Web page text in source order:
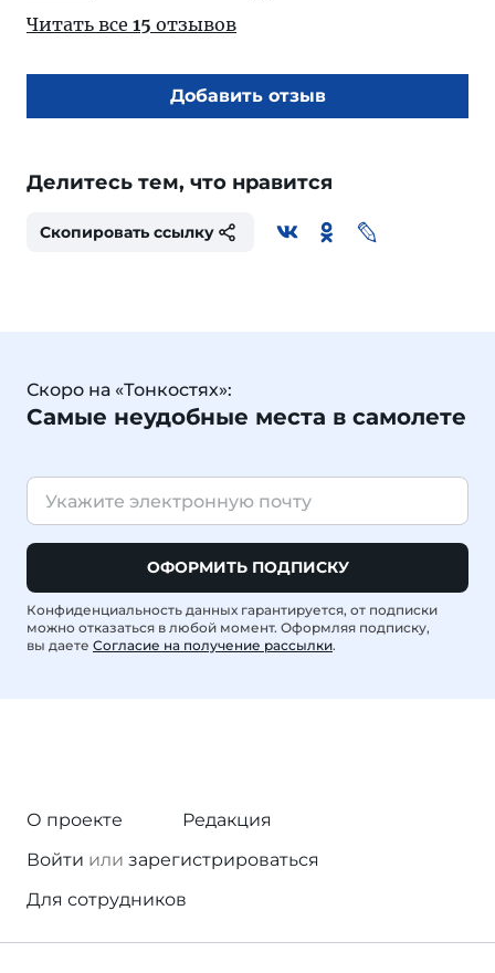
Читать все 15 отзывов
Добавить отзыв
Делитесь тем, что нравится
Скопировать ссылку
Скоро на «Тонкостях»:
Самые неудобные места в самолете
ОФОРМИТЬ ПОДПИСКУ
Конфиденциальность данных гарантируется, от подписки
можно отказаться в любой момент. Оформляя подписку,
вы даете Согласие на получение рассылки.
О проекте
Редакция
Войти или зарегистрироваться
Для сотрудников